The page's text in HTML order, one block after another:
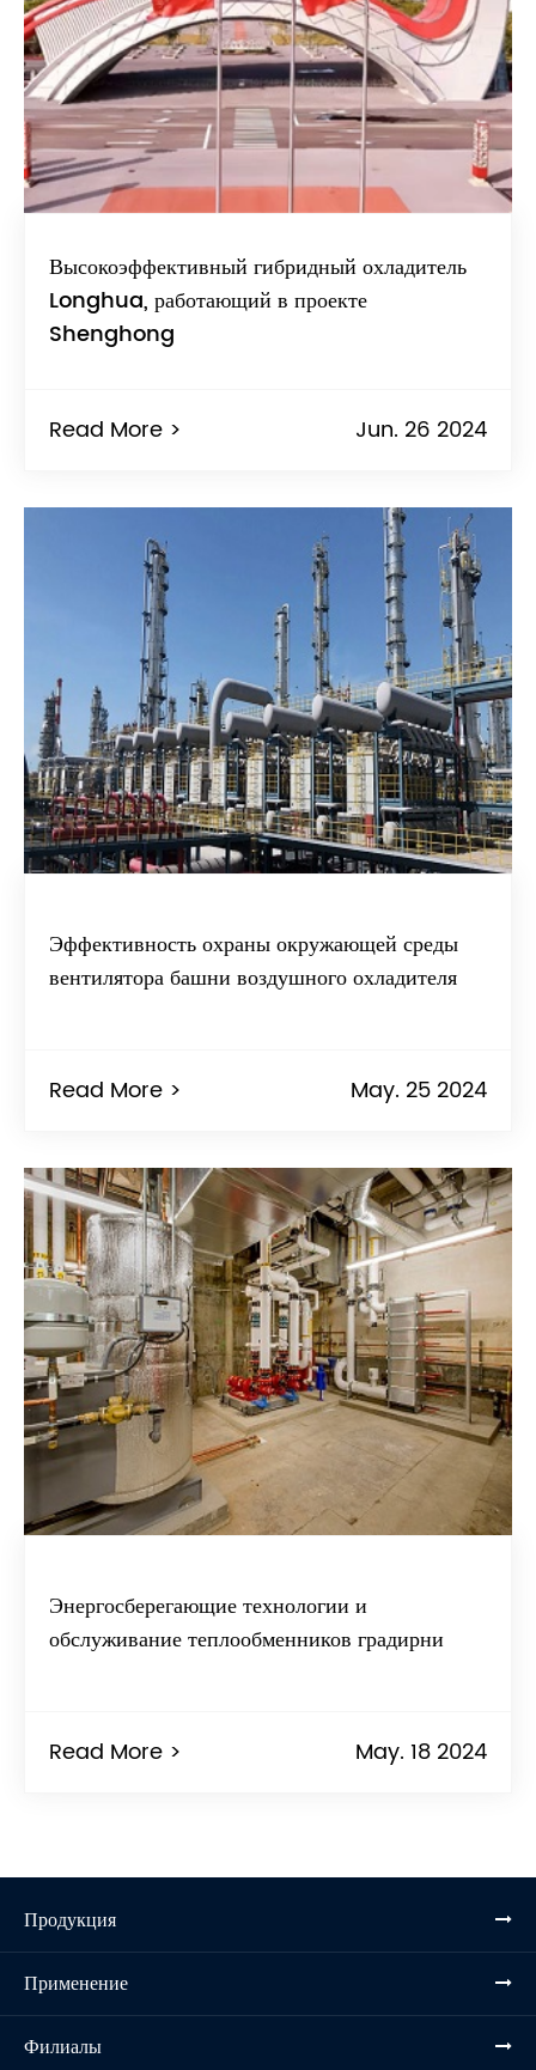
Высокоэффективный гибридный охладитель
Longhua, работающий в проекте
Shenghong
Read More > Jun. 26 2024
Эффективность охраны окружающей среды
вентилятора башни воздушного охладителя
Read More > May. 25 2024
Энергосберегающие технологии и
обслуживание теплообменников градирни
Read More > May. 18 2024
Продукция
Применение
Филиалы